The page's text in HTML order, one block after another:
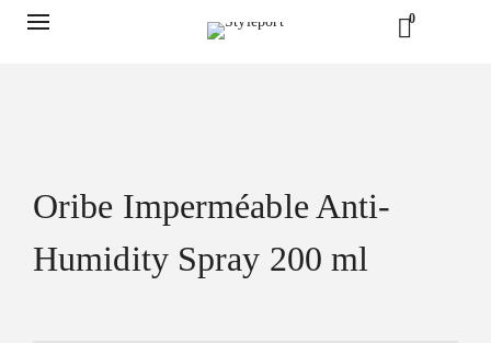
0
Oribe Imperméable Anti-
Humidity Spray 200 ml